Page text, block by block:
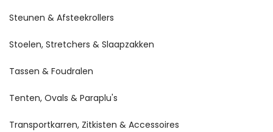
Steunen & Afsteekrollers
Stoelen, Stretchers & Slaapzakken
Tassen & Foudralen
Tenten, Ovals & Paraplu's
Transportkarren, Zitkisten & Accessoires